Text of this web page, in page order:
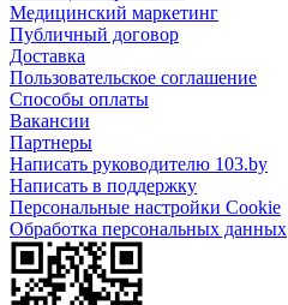
Медицинский маркетинг
Публичный договор
Доставка
Пользовательское соглашение
Способы оплаты
Вакансии
Партнеры
Написать руководителю 103.by
Написать в поддержку
Персональные настройки Cookie
Обработка персональных данных